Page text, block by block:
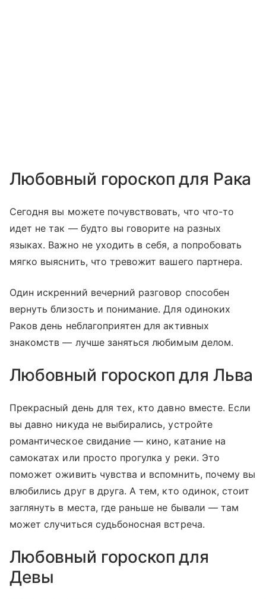
Любовный гороскоп для Рака
Сегодня вы можете почувствовать, что что-то
идет не так — будто вы говорите на разных
языках. Важно не уходить в себя, а попробовать
мягко выяснить, что тревожит вашего партнера.
Один искренний вечерний разговор способен
вернуть близость и понимание. Для одиноких
Раков день неблагоприятен для активных
знакомств — лучше заняться любимым делом.
Любовный гороскоп для Льва
Прекрасный день для тех, кто давно вместе. Если
вы давно никуда не выбирались, устройте
романтическое свидание — кино, катание на
самокатах или просто прогулка у реки. Это
поможет оживить чувства и вспомнить, почему вы
влюбились друг в друга. А тем, кто одинок, стоит
заглянуть в места, где раньше не бывали — там
может случиться судьбоносная встреча.
Любовный гороскоп для
Девы